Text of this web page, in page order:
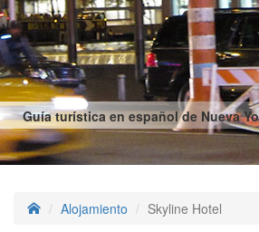
Guía turística en español de Nueva
Alojamiento Skyline Hotel